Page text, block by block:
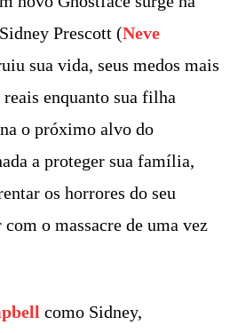
Prescott (Neve
sua vida, seus medos mais
enquanto sua filha
o próximo alvo do
a proteger sua família,
os horrores do seu
com o massacre de uma vez
como Sidney,